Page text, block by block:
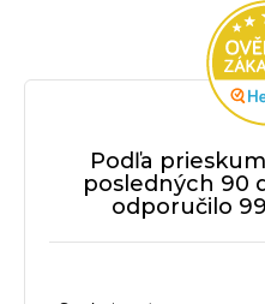
Podľa
posledných 90
odporučilo